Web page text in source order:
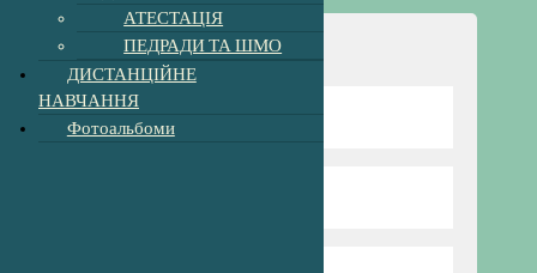
Навігація
АТЕСТАЦІЯ
ПЕДРАДИ ТА ШМО
ДИСТАНЦІЙНЕ
НАВЧАННЯ
Фотоальбоми